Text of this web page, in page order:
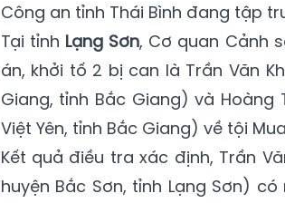
Công an tỉnh Thái Bình đang tập
Tại tỉnh Lạng Sơn, Cơ quan Cảnh
án, khởi tố 2 bị can là Trần Văn
Giang, tỉnh Bắc Giang) và Hoàng
Việt Yên, tỉnh Bắc Giang) về tội
Kết quả điều tra xác định, Trần
huyện Bắc Sơn, tỉnh Lạng Sơn)